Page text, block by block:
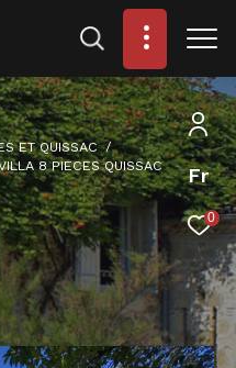
Fr
0
ET QUISSAC
8 PIECES QUISSAC